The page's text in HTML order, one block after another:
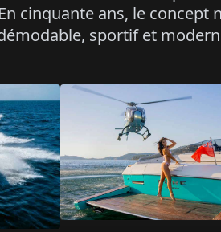
cinquante ans, le concept
sportif et